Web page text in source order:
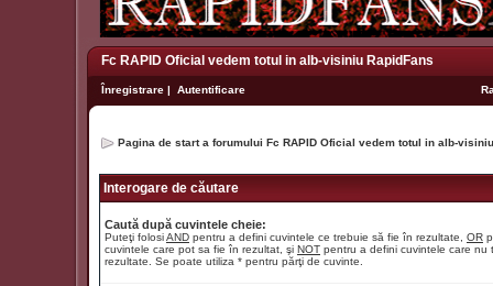
Fc RAPID Oficial vedem totul in alb-visiniu RapidFans
Înregistrare | Autentificare
Pagina de start a forumului Fc RAPID Oficial vedem totul in alb-
Interogare de căutare
Caută după cuvintele cheie:
Puteţi folosiAND pentru a defini cuvintele ce trebuie să fie în rezultate, OR
cuvintele care pot sa fie în rezultat, şi NOT pentru a defini cuvintele care nu
rezultate. Se poate utiliza * pentru părţi de cuvinte.